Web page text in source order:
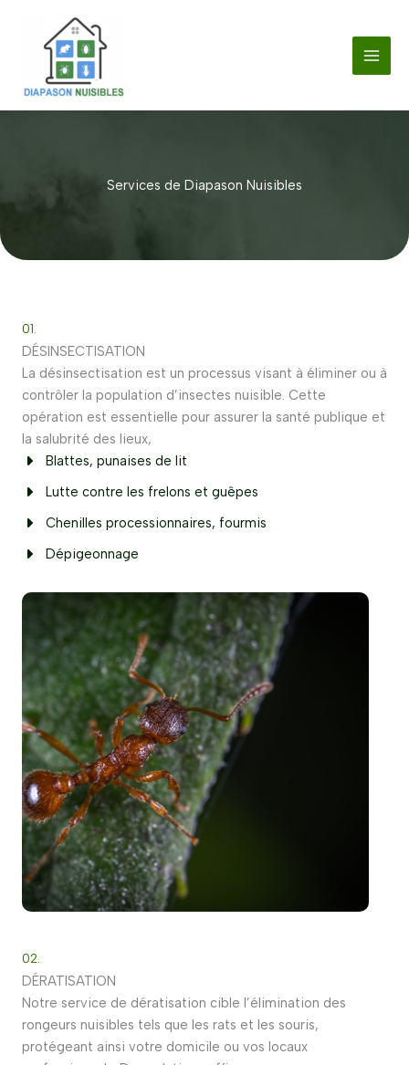
contenu
Services de Diapason Nuisibles
01.
DÉSINSECTISATION
La désinsectisation est un processus visant à éliminer ou à
contrôler la population d’insectes nuisible. Cette
opération est essentielle pour assurer la santé publique et
la salubrité des lieux,
Blattes, punaises de lit
Lutte contre les frelons et guêpes
Chenilles processionnaires, fourmis
Dépigeonnage
02.
DÉRATISATION
Notre service de dératisation cible l’élimination des
rongeurs nuisibles tels que les rats et les souris,
protégeant ainsi votre domicile ou vos locaux